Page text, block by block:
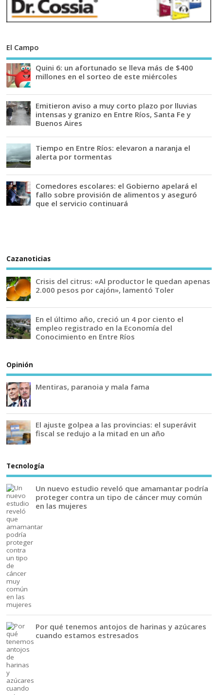
El Campo
Quini 6: un afortunado se lleva más de $400
millones en el sorteo de este miércoles
Emitieron aviso a muy corto plazo por lluvias
intensas y granizo en Entre Ríos, Santa Fe y
Buenos Aires
Tiempo en Entre Ríos: elevaron a naranja el
alerta por tormentas
Comedores escolares: el Gobierno apelará el
fallo sobre provisión de alimentos y aseguró
que el servicio continuará
Cazanoticias
Crisis del citrus: «Al productor le quedan apenas
2.000 pesos por cajón», lamentó Toler
En el último año, creció un 4 por ciento el
empleo registrado en la Economía del
Conocimiento en Entre Ríos
Opinión
Mentiras, paranoia y mala fama
El ajuste golpea a las provincias: el superávit
fiscal se redujo a la mitad en un año
Tecnología
Un nuevo estudio reveló que amamantar podría
proteger contra un tipo de cáncer muy común
en las mujeres
Por qué tenemos antojos de harinas y azúcares
cuando estamos estresados